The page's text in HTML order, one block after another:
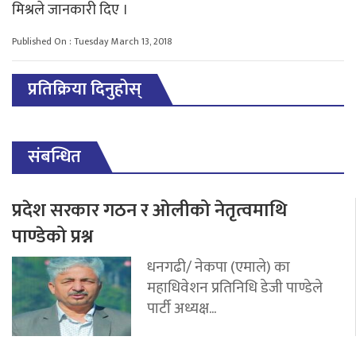
मिश्रले जानकारी दिए ।
Published On : Tuesday March 13, 2018
प्रतिक्रिया दिनुहोस्
संबन्धित
प्रदेश सरकार गठन र ओलीको नेतृत्वमाथि
पाण्डेको प्रश्न
धनगढी/ नेकपा (एमाले) का
महाधिवेशन प्रतिनिधि डेजी पाण्डेले
पार्टी अध्यक्ष...